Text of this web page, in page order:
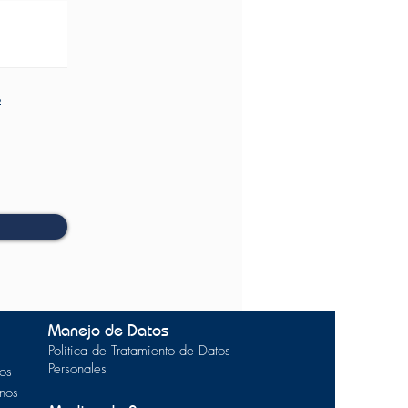
Manejo de Datos
Política de Tratamiento de Datos
Personales